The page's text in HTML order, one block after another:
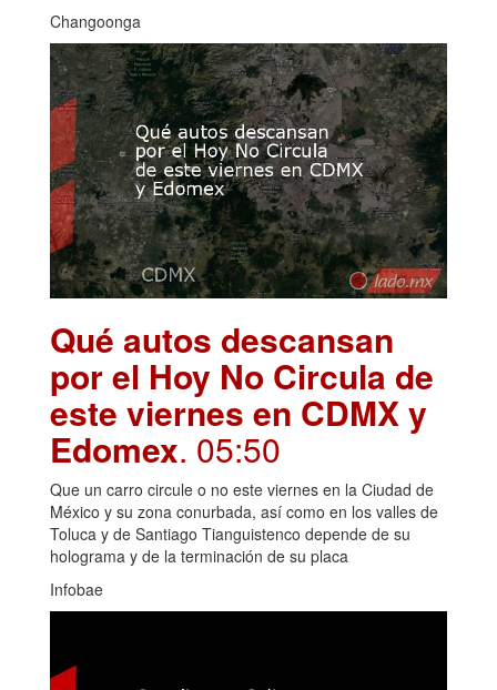
Changoonga
Qué autos descansan
por el Hoy No Circula de
este viernes en CDMX y
Edomex. 05:50
Que un carro circule o no este viernes en la Ciudad de
México y su zona conurbada, así como en los valles de
Toluca y de Santiago Tianguistenco depende de su
holograma y de la terminación de su placa
Infobae